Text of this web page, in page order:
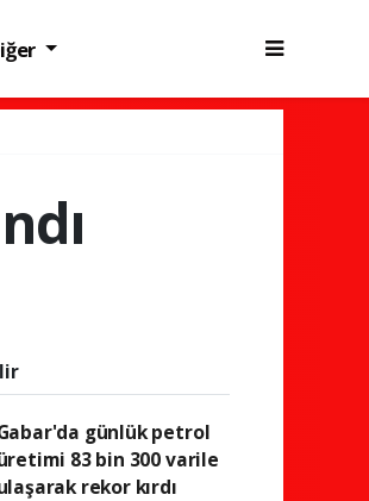
günlük petrol
83 bin 300 varile
rekor kırdı